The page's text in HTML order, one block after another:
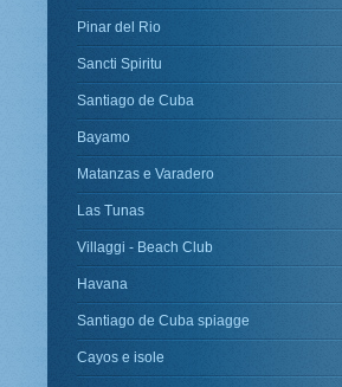
Pinar del Rio
Sancti Spiritu
Santiago de Cuba
Bayamo
Matanzas e Varadero
Las Tunas
Villaggi - Beach Club
Havana
Santiago de Cuba spiagge
Cayos e isole